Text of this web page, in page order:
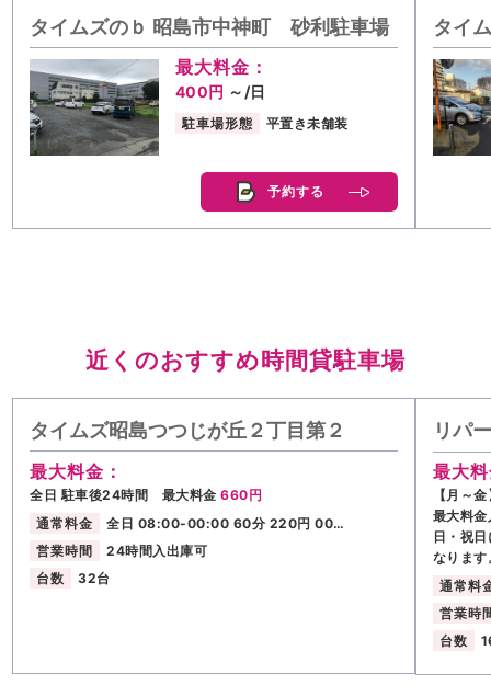
タイムズのｂ 昭島市中神町 砂利駐車場
最大料金：
400円 ～/日
駐車場形態 平置き未舗装
予約する
タイ
近くのおすすめ時間貸駐車場
タイムズ昭島つつじが丘２丁目第２
最大料金：
全日 駐車後24時間 最大料金660円
通常料金
全日 08:00-00:00 60分 220円 00…
営業時間
24時間入出庫可
台数
32台
リパ
最大
【月～
最大料
日・祝
なります
通常料
営業時
台数